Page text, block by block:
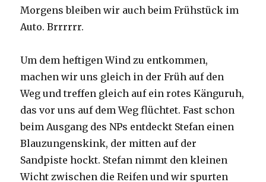
Morgens bleiben wir auch beim Frühstück im
Auto. Brrrrrr.
Um dem heftigen Wind zu entkommen,
machen wir uns gleich in der Früh auf den
Weg und treffen gleich auf ein rotes Känguruh,
das vor uns auf dem Weg flüchtet. Fast schon
beim Ausgang des NPs entdeckt Stefan einen
Blauzungenskink, der mitten auf der
Sandpiste hockt. Stefan nimmt den kleinen
Wicht zwischen die Reifen und wir spurten